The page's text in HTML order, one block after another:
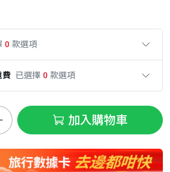
0 款選項
費 已選擇 0 款選項
加入購物車